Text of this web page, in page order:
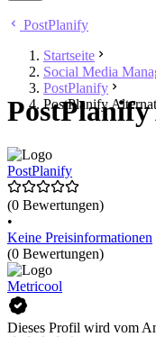
PostPlanify
Startseite
Social Media
PostPlanify
PostPlanify
PostPlanify
(0 Bewertungen)
•
Keine Preisinformationen
(0 Bewertungen)
Metricool
Dieses Profil wird vom